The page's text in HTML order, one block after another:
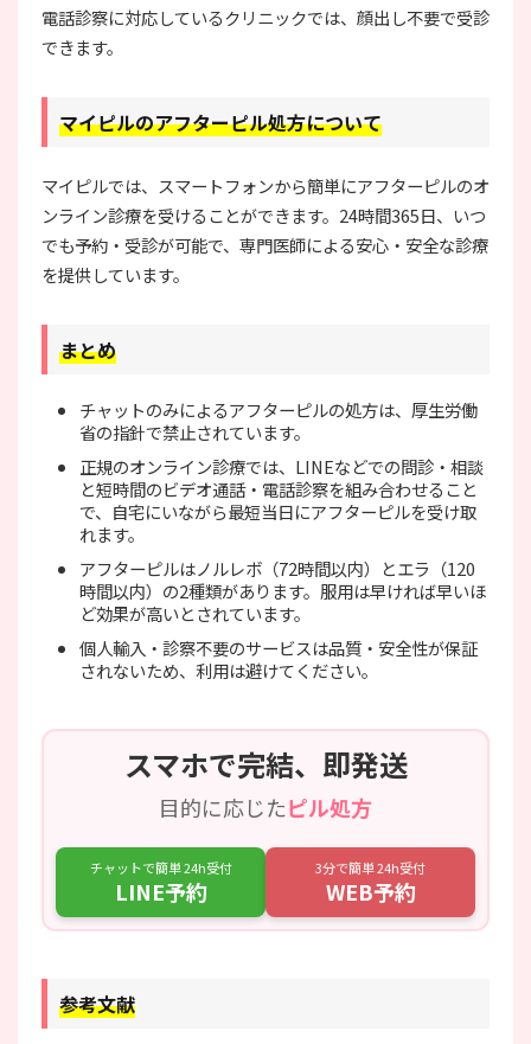
電話診察に対応しているクリニックでは、顔出し不要で受診
できます。
マイピルのアフターピル処方について
マイピルでは、スマートフォンから簡単にアフターピルのオ
ンライン診療を受けることができます。24時間365日、いつ
でも予約・受診が可能で、専門医師による安心・安全な診療
を提供しています。
まとめ
チャットのみによるアフターピルの処方は、厚生労働
省の指針で禁止されています。
正規のオンライン診療では、LINEなどでの問診・相談
と短時間のビデオ通話・電話診察を組み合わせること
で、自宅にいながら最短当日にアフターピルを受け取
れます。
アフターピルはノルレボ（72時間以内）とエラ（120
時間以内）の2種類があります。服用は早ければ早いほ
ど効果が高いとされています。
個人輸入・診察不要のサービスは品質・安全性が保証
されないため、利用は避けてください。
スマホで完結、即発送
目的に応じたピル処方
チャットで簡単 24h受付
LINE予約
3分で簡単 24h受付
WEB予約
参考文献